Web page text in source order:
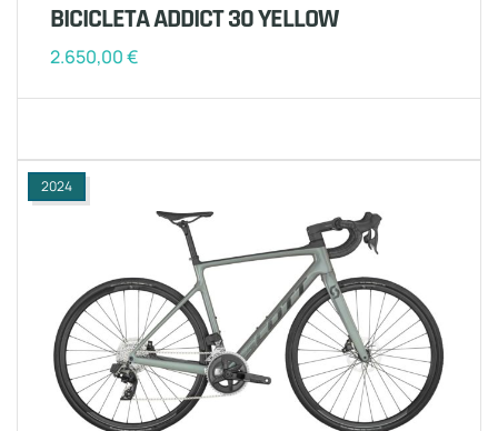
BICICLETA ADDICT 30 YELLOW
2.650,00€
2024